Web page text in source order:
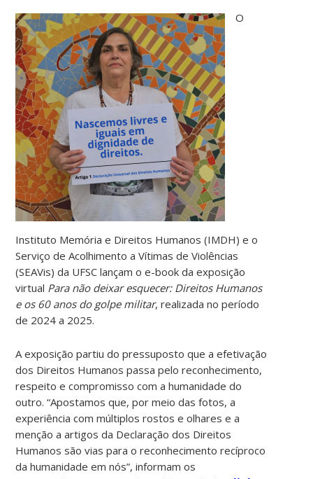
O
Instituto Memória e Direitos Humanos (IMDH) e o
Serviço de Acolhimento a Vítimas de Violências
(SEAVis) da UFSC lançam o e-book da exposição
virtual Para não deixar esquecer: Direitos Humanos
e os 60 anos do golpe militar, realizada no período
de 2024 a 2025.
A exposição partiu do pressuposto que a efetivação
dos Direitos Humanos passa pelo reconhecimento,
respeito e compromisso com a humanidade do
outro. “Apostamos que, por meio das fotos, a
experiência com múltiplos rostos e olhares e a
menção a artigos da Declaração dos Direitos
Humanos são vias para o reconhecimento recíproco
da humanidade em nós”, informam os